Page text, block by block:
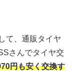
て、通販タイヤ
さんでタイヤ交
円も安く交換す